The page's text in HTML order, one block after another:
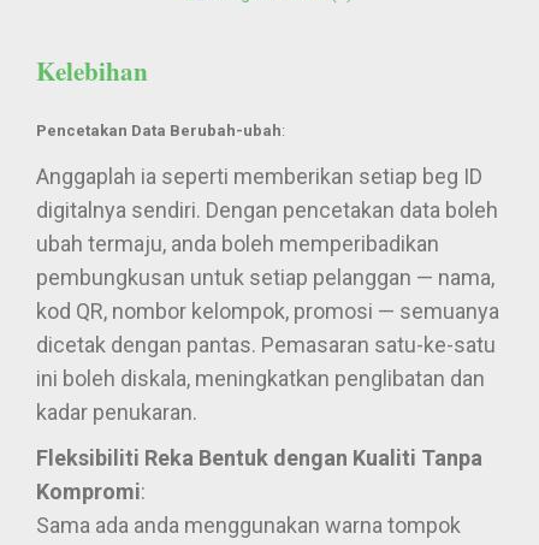
Kelebihan
Pencetakan Data Berubah-ubah:
Anggaplah ia seperti memberikan setiap beg ID
digitalnya sendiri. Dengan pencetakan data boleh
ubah termaju, anda boleh memperibadikan
pembungkusan untuk setiap pelanggan — nama,
kod QR, nombor kelompok, promosi — semuanya
dicetak dengan pantas. Pemasaran satu-ke-satu
ini boleh diskala, meningkatkan penglibatan dan
kadar penukaran.
Fleksibiliti Reka Bentuk dengan Kualiti Tanpa
Kompromi:
Sama ada anda menggunakan warna tompok